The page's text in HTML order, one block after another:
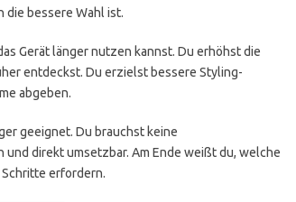
die bessere Wahl ist.
Gerät länger nutzen kannst. Du erhöhst die
entdeckst. Du erzielst bessere Styling-
abgeben.
geeignet. Du brauchst keine
direkt umsetzbar. Am Ende weißt du, welche
erfordern.